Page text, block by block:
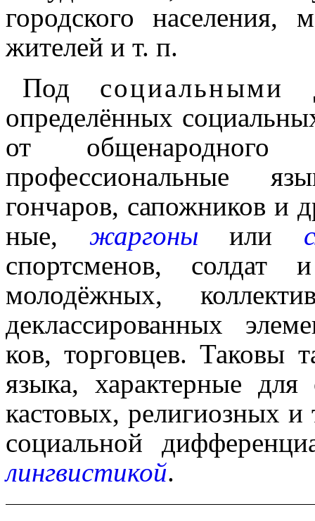
городского населе­ния,
жителей и т. п.
Под социальными
определённых
от обще­на­род­но­го
профессиональные
гончаров, сапожников и
ные, жаргоны или
спортсменов, солдат
молодёж­ных,
деклассированных
ков, торговцев. Таковы
языка, характерные для
кастовых, религиоз­ных
социальной
лингви­сти­кой.